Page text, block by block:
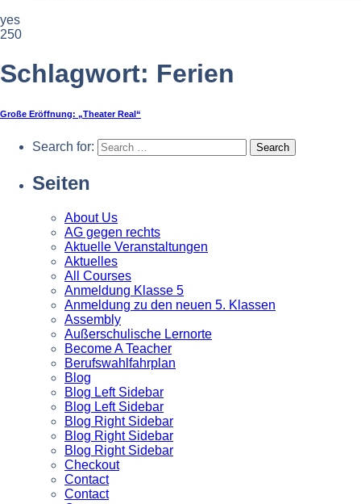
yes
250
Schlagwort: Ferien
Große Eröffnung: „Theater Real“
Search for:
Seiten
About Us
AG gegen rechts
Aktuelle Veranstaltungen
Aktuelles
All Courses
Anmeldung Klasse 5
Anmeldung zu den neuen 5. Klassen
Assembly
Außerschulische Lernorte
Become A Teacher
Berufswahlfahrplan
Blog
Blog Left Sidebar
Blog Left Sidebar
Blog Right Sidebar
Blog Right Sidebar
Blog Right Sidebar
Checkout
Contact
Contact